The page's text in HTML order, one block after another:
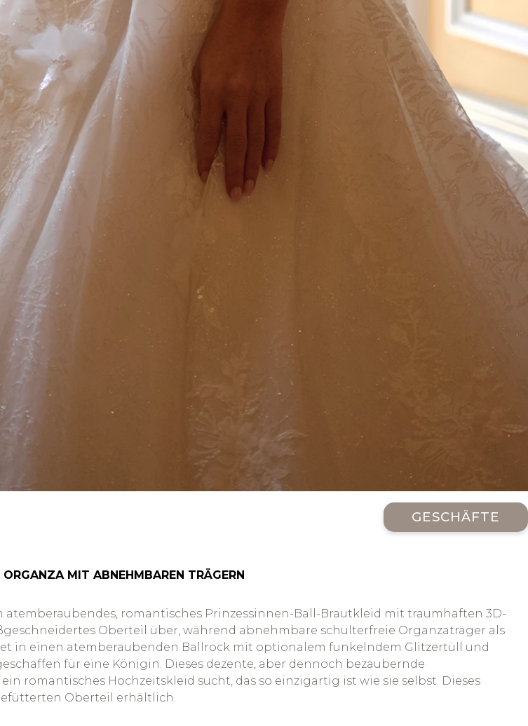
GESCHÄFTE
MIT ABNEHMBAREN TRÄGERN
romantisches Prinzessinnen-Ball-Brautkleid mit traumhaften 3D-
Oberteil über, während abnehmbare schulterfreie Organzaträger als
in einen atemberaubenden Ballrock mit optionalem funkelndem Glitzertüll und
für eine Königin. Dieses dezente, aber dennoch bezaubernde
romantisches Hochzeitskleid sucht, das so einzigartig ist wie sie selbst. Dieses
Oberteil erhältlich.